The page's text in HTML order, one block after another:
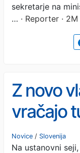
sekretarje na
… · Reporter · 2M
Z novo
vračajo
Kangler
Novice / Slovenija
Na ustanovni